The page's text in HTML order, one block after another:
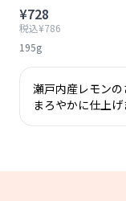
¥728
税込¥786
195g
瀬戸内産レモン
まろやかに仕上げ